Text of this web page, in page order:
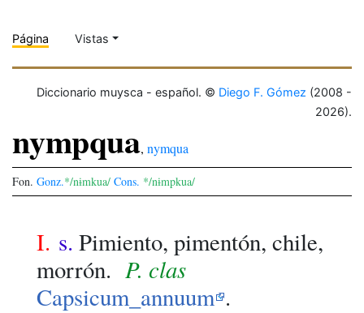
Página Vistas
Diccionario muysca - español. © Diego F. Gómez (2008 -
2026).
nympqua, nymqua
Fon. Gonz.*/nɨmkua/ Cons. */nɨmpkua/
I. s. Pimiento, pimentón, chile,
morrón. P. clas
Capsicum_annuum .